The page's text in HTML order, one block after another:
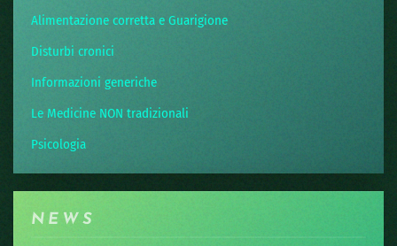
Alimentazione corretta e Guarigione
Disturbi cronici
Informazioni generiche
Le Medicine NON tradizionali
Psicologia
NEWS